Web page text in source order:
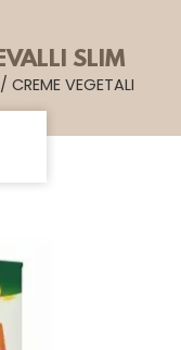
SLIM
/ CREME VEGETALI